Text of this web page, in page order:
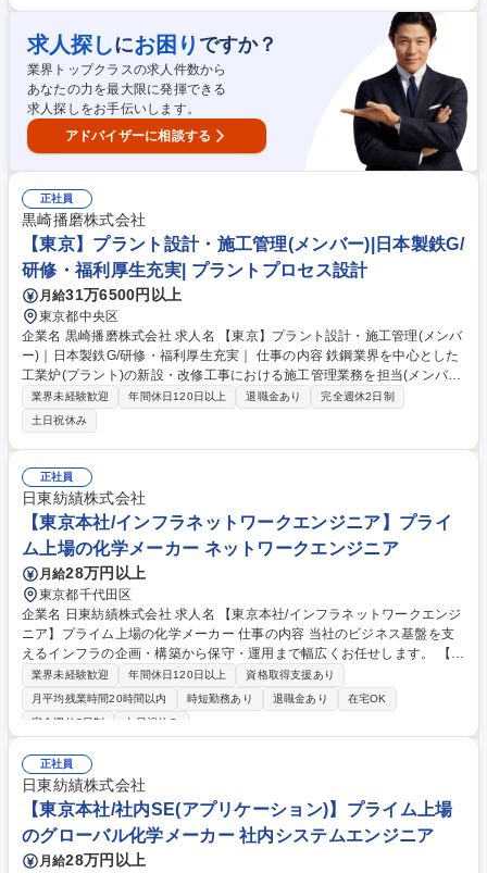
す。小麦粉や油脂をはじめ多様な素材を組み合わせて提案できる、当社の
穀物ソリューションカンパニーとしての事業の強みを活かした営業が可能
です。各関連事業部と連携を取りながら、お客様が抱える課題に対して最
適の提案を自ら主体的に考え、解決へと導くための業務を担っていただき
ます。 募集職種 【課題解決型/提案営業】広域外食市場向け業務用製品[小
麦粉・パスタ等]の提案
求人探しにお困り ですか？
業界トップクラスの求人件数から
あなたの力を最大限に発揮できる
求人探しをお手伝いします。
アドバイザーに相談する
正社員
黒崎播磨株式会社
【東京】プラント設計・施工管理(メンバー)|日本製鉄G/
研修・福利厚生充実| プラントプロセス設計
月給31万6500円以上
東京都中央区
企業名 黒崎播磨株式会社 求人名 【東京】プラント設計・施工管理(メンバ
ー)｜日本製鉄G/研修・福利厚生充実｜ 仕事の内容 鉄鋼業界を中心とした
工業炉(プラント)の新設・改修工事における施工管理業務を担当(メンバ
ー)。設計・施工いずれか経験を活かしながら、現場管理～プロジェクト
マネジメントまで幅広く担当いただきます。 まずはご経験に応じて業務を
お任せし、将来的には監理技術者・専任技術者としてのキャリアアップを
目指していただきます。 【業務内容】専任技術者業務としての管理業務
(支店/事業所常駐)／施工計画作成、工程/品質/コスト管理／見積り作成／
資材等発注業務／完成報告書作成…等 ※建物の改変を伴う業務は含まない
（業務内容の変更の範囲）当社業務全般 募集職種 【東京】プラント設
計・施工管理(メンバー)｜日本製鉄G/研修・福利厚生充実｜
業界未経験歓迎 年間休日120日以上 退職金あり
完全週休2日制
土日祝休み
正社員
日東紡績株式会社
【東京本社/インフラネットワークエンジニア】プライ
ム上場の化学メーカー ネットワークエンジニア
月給28万円以上
東京都千代田区
企業名 日東紡績株式会社 求人名 【東京本社/インフラネットワークエンジ
ニア】プライム上場の化学メーカー 仕事の内容 当社のビジネス基盤を支
えるインフラの企画・構築から保守・運用まで幅広くお任せします。 【業
務詳細】 ■3,000名規模の従業員が快適かつ安全に働けるITインフラの構
築・運用業務 ■社内ネットワーク（LAN/WAN/Wi-Fi/IoT）の設計・構築・
運用管理 ■海外子会社との連携による、グローバル共通インフラの導入・
エンジニア】プライム上場の化学メーカー
業界未経験歓迎 年間休日120日以上
資格取得支援あり
月平均残業時間20時間以内
時短勤務あり 退職金あり
在宅OK
完全週休2日制
土日祝休み
正社員
日東紡績株式会社
【東京本社/社内SE(アプリケーション)】プライム上場
のグローバル化学メーカー 社内システムエンジニア
月給28万円以上